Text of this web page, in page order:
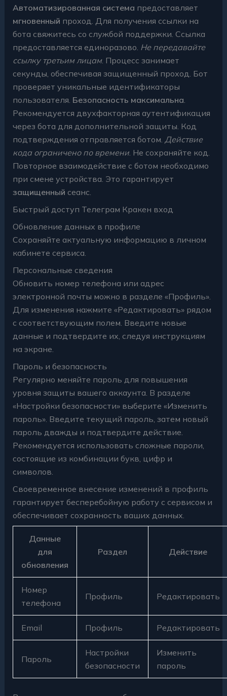
Автоматизированная система предоставляет
мгновенный проход. Для получения ссылки на
бота свяжитесь со службой поддержки. Ссылка
предоставляется единоразово. Не передавайте
ссылку третьим лицам. Процесс занимает
секунды, обеспечивая защищенный проход. Бот
проверяет уникальные идентификаторы
пользователя. Безопасность максимальна
Рекомендуется двухфакторная аутентификация
через бота для дополнительной защиты. Код
подтверждения отправляется ботом. Действие
кода ограничено по времени. Не сохраняйте код.
Повторное взаимодействие с ботом необходимо
при смене устройства. Это гарантирует
защищенный сеанс.
Быстрый доступ Телеграм Кракен вход
Обновление данных в профиле
Сохраняйте актуальную информацию в личном
кабинете сервиса.
Персональные сведения
Обновить номер телефона или адрес
электронной почты можно в разделе «Профиль».
Для изменения нажмите «Редактировать» рядом
с соответствующим полем. Введите новые
данные и подтвердите их, следуя инструкциям
на экране.
Пароль и безопасность
Регулярно меняйте пароль для повышения
уровня защиты вашего аккаунта. В разделе
«Настройки безопасности» выберите «Изменить
пароль». Введите текущий пароль, затем новый
пароль дважды и подтвердите действие.
Рекомендуется использовать сложные пароли,
состоящие из комбинации букв, цифр и
символов.
Своевременное внесение изменений в профиль
гарантирует бесперебойную работу с сервисом и
обеспечивает сохранность ваших данных.
Данные
для
обновления
Раздел Действие
Номер
телефона
Профиль Редактировать
Email Профиль Редактировать
Пароль
Настройки
безопасности
Изменить
пароль